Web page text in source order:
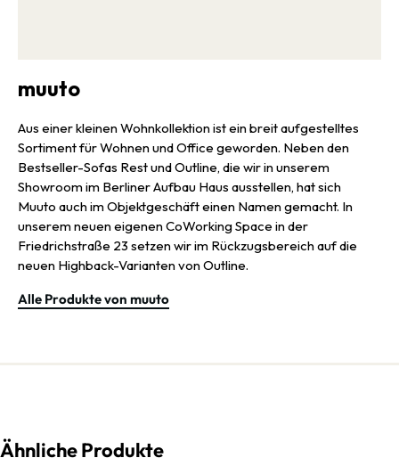
muuto
Aus einer kleinen Wohnkollektion ist ein breit aufgestelltes
Sortiment für Wohnen und Office geworden. Neben den
Bestseller-Sofas Rest und Outline, die wir in unserem
Showroom im Berliner Aufbau Haus ausstellen, hat sich
Muuto auch im Objektgeschäft einen Namen gemacht. In
unserem neuen eigenen CoWorking Space in der
Friedrichstraße 23 setzen wir im Rückzugsbereich auf die
neuen Highback-Varianten von Outline.
Alle Produkte von muuto
Ähnliche Produkte